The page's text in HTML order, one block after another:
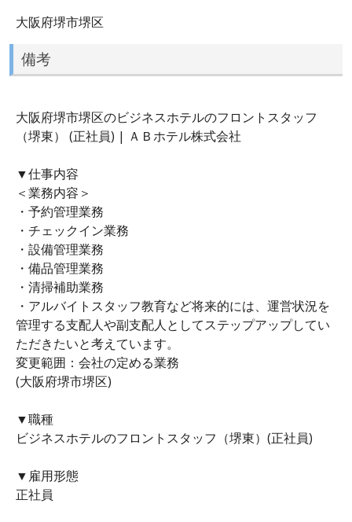
大阪府堺市堺区
備考
大阪府堺市堺区のビジネスホテルのフロントスタッフ
（堺東） (正社員) | ＡＢホテル株式会社
▼仕事内容
＜業務内容＞
・予約管理業務
・チェックイン業務
・設備管理業務
・備品管理業務
・清掃補助業務
・アルバイトスタッフ教育など将来的には、運営状況を
管理する支配人や副支配人としてステップアップしてい
ただきたいと考えています。
変更範囲：会社の定める業務
(大阪府堺市堺区)
▼職種
ビジネスホテルのフロントスタッフ（堺東）(正社員)
▼雇用形態
正社員